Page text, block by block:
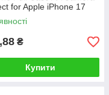
for Apple iPhone 17
51,Avokado Green
₴
Купити